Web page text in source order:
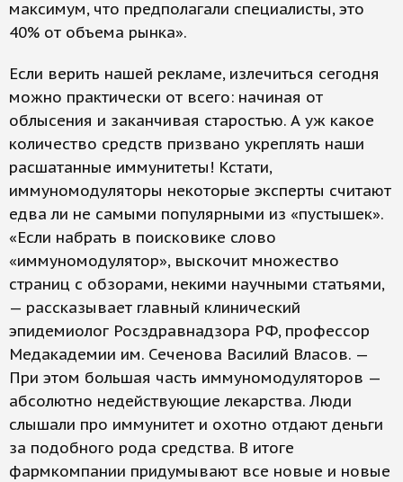
максимум, что предполагали специалисты, это
40% от объема рынка».
Если верить нашей рекламе, излечиться сегодня
можно практически от всего: начиная от
облысения и заканчивая старостью. А уж какое
количество средств призвано укреплять наши
расшатанные иммунитеты! Кстати,
иммуномодуляторы некоторые эксперты считают
едва ли не самыми популярными из «пустышек».
«Если набрать в поисковике слово
«иммуномодулятор», выскочит множество
страниц с обзорами, некими научными статьями,
— рассказывает главный клинический
эпидемиолог Росздравнадзора РФ, профессор
Медакадемии им. Сеченова Василий Власов. —
При этом большая часть иммуномодуляторов —
абсолютно недействующие лекарства. Люди
слышали про иммунитет и охотно отдают деньги
за подобного рода средства. В итоге
фармкомпании придумывают все новые и новые